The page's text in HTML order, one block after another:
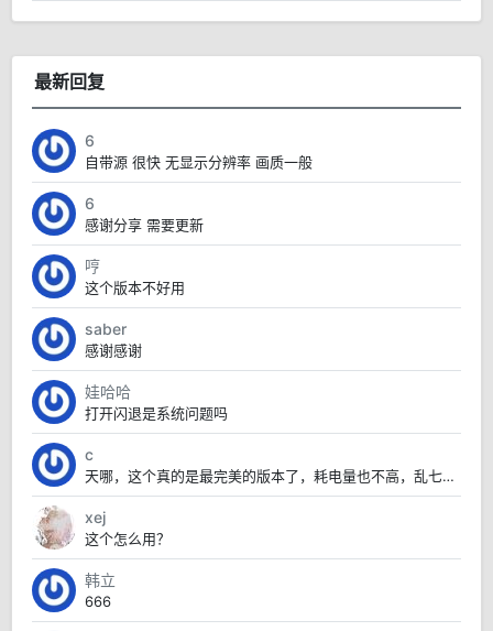
最新回复
6
自带源 很快 无显示分辨率 画质一般
6
感谢分享 需要更新
哼
这个版本不好用
saber
感谢感谢
娃哈哈
打开闪退是系统问题吗
c
天哪，这个真的是最完美的版本了，耗电量也不高，乱七八糟的也没有，太赞了
xej
这个怎么用？
韩立
666